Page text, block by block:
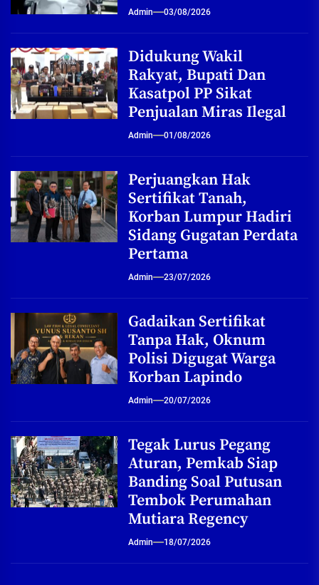
Admin 03/08/2026
Didukung Wakil
Rakyat, Bupati Dan
Kasatpol PP Sikat
Penjualan Miras Ilegal
Admin 01/08/2026
Perjuangkan Hak
Sertifikat Tanah,
Korban Lumpur Hadiri
Sidang Gugatan Perdata
Pertama
Admin 23/07/2026
Gadaikan Sertifikat
Tanpa Hak, Oknum
Polisi Digugat Warga
Korban Lapindo
Admin 20/07/2026
Tegak Lurus Pegang
Aturan, Pemkab Siap
Banding Soal Putusan
Tembok Perumahan
Mutiara Regency
Admin 18/07/2026